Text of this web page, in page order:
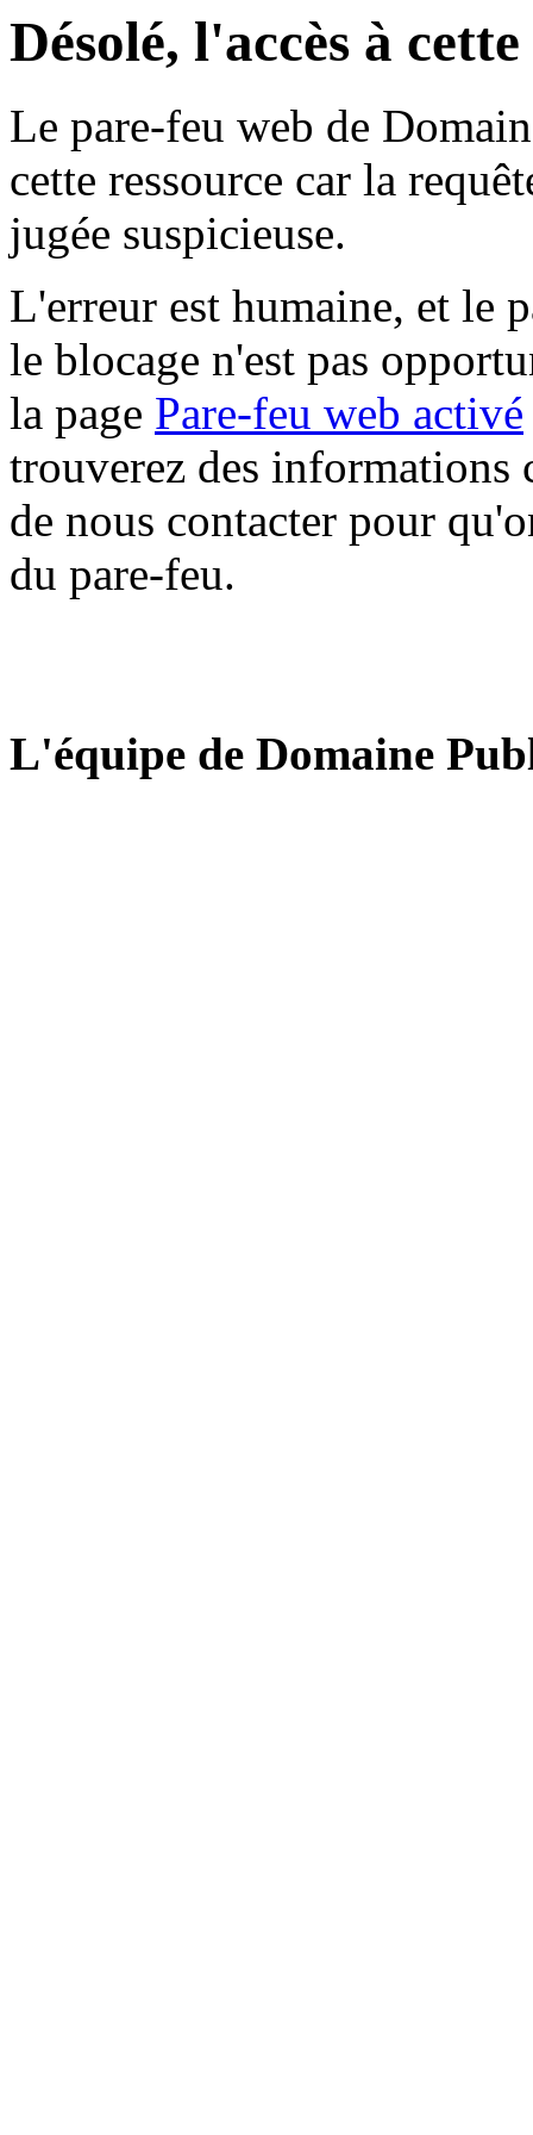
Désolé, l'accès à
Le pare-feu web de
cette ressource car la
jugée suspicieuse.
L'erreur est humaine, et le
le blocage n'est pas
la page Pare-feu web activé
trouverez des informations
de nous contacter pour
du pare-feu.
L'équipe de Domaine